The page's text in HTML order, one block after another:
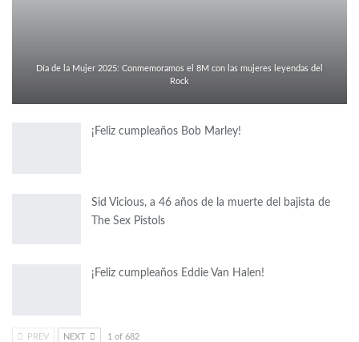
Día de la Mujer 2025: Conmemoramos el 8M con las mujeres leyendas del
Rock
¡Feliz cumpleaños Bob Marley!
Sid Vicious, a 46 años de la muerte del bajista de
The Sex Pistols
¡Feliz cumpleaños Eddie Van Halen!
PREV NEXT 1 of 682